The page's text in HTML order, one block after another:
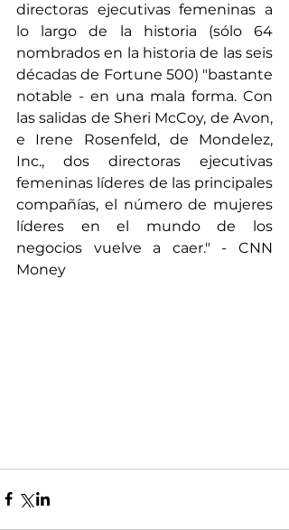
directoras ejecutivas femeninas a
lo largo de la historia (sólo 64
nombrados en la historia de las seis
décadas de Fortune 500) "bastante
notable - en una mala forma. Con
las salidas de Sheri McCoy, de Avon,
e Irene Rosenfeld, de Mondelez,
Inc., dos directoras ejecutivas
femeninas líderes de las principales
compañías, el número de mujeres
líderes en el mundo de los
negocios vuelve a caer." - CNN
Money